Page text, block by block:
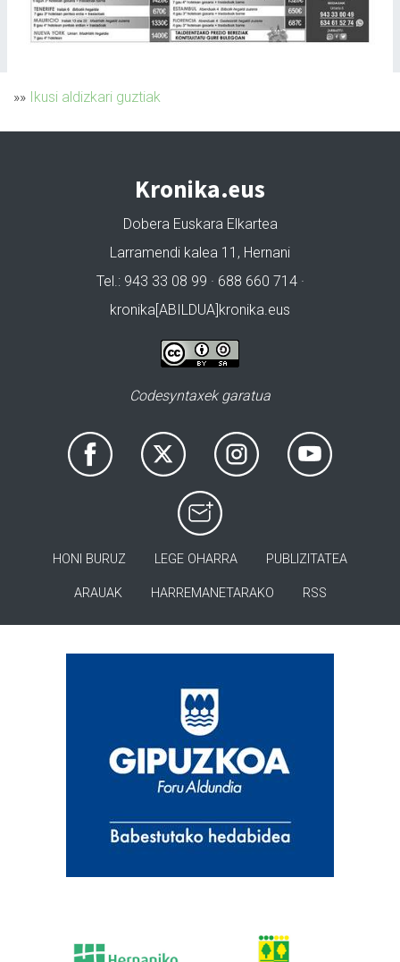
»» Ikusi aldizkari guztiak
Kronika.eus
Dobera Euskara Elkartea
Larramendi kalea 11, Hernani
Tel.: 943 33 08 99 · 688 660 714 ·
kronika[ABILDUA]kronika.eus
Codesyntaxek garatua
HONI BURUZ LEGE OHARRA PUBLIZITATEA
ARAUAK HARREMANETARAKO RSS